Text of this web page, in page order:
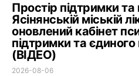
Простір підтримки та
Ясінянській міській
оновлений кабінет
підтримки та єдиного
(ВІДЕО)
2026-08-06